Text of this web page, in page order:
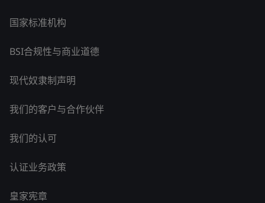
国家标准机构
BSI合规性与商业道德
现代奴隶制声明
我们的客户与合作伙伴
我们的认可
认证业务政策
皇家宪章